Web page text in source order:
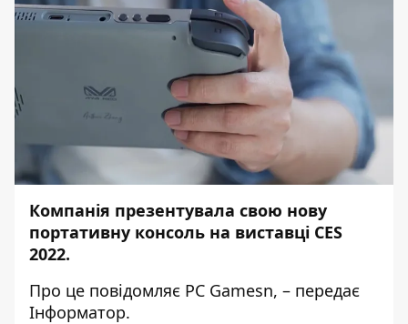
Компанія презентувала свою нову
портативну консоль на виставці CES
2022.
Про це повідомляє PC Gamesn, – передає
Інформатор.